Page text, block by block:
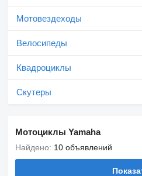
Мотовездеходы
Велосипеды
Квадроциклы
Скутеры
Мотоциклы Yamaha
Найдено: 10 объявлений